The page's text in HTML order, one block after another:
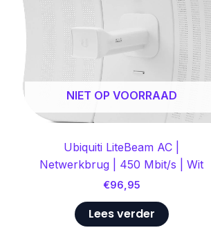
NIET OP VOORRAAD
Ubiquiti LiteBeam AC |
Netwerkbrug | 450 Mbit/s | Wit
€96,95
Lees verder